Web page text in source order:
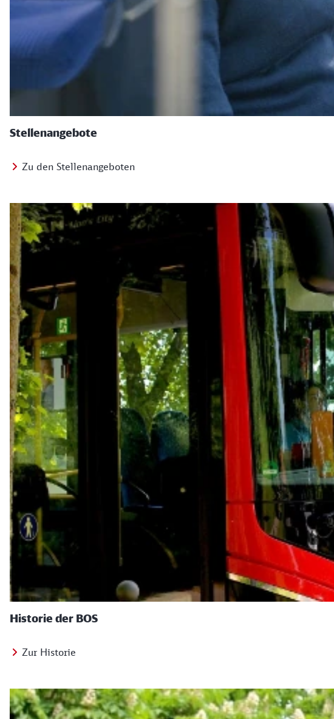
Stellenangebote
Zu den Stellenangeboten
Historie der BOS
Zur Historie